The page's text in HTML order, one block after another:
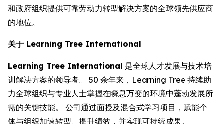
和政府组织提供可靠劳动力转型解决方案的全球领先供应商
的地位。
关于 Learning Tree International
Learning Tree International 是全球人才发展与技术培
训解决方案的领导者。 50 余年来，Learning Tree 持续助
力全球组织与专业人士掌握在瞬息万变的环境中蓬勃发展所
需的关键技能。 公司通过面授及混合式学习项目，赋能个
体与组织加速转型、提升绩效，并实现可持续成果。